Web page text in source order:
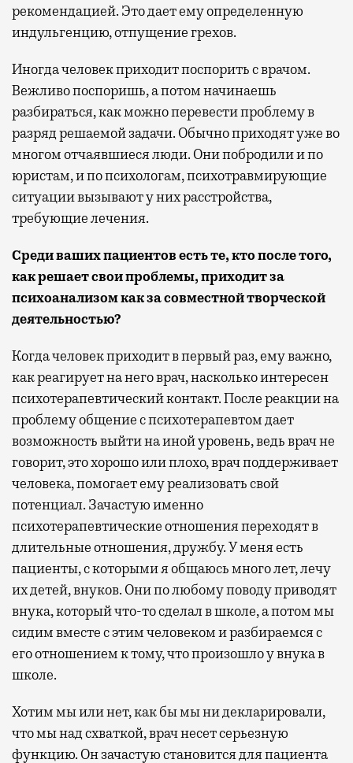
рекомендацией. Это дает ему определенную
индульгенцию, отпущение грехов.
Иногда человек приходит поспорить с врачом.
Вежливо поспоришь, а потом начинаешь
разбираться, как можно перевести проблему в
разряд решаемой задачи. Обычно приходят уже во
многом отчаявшиеся люди. Они побродили и по
юристам, и по психологам, психотравмирующие
ситуации вызывают у них расстройства,
требующие лечения.
Среди ваших пациентов есть те, кто после того,
как решает свои проблемы, приходит за
психоанализом как за совместной творческой
деятельностью?
Когда человек приходит в первый раз, ему важно,
как реагирует на него врач, насколько интересен
психотерапевтический контакт. После реакции на
проблему общение с психотерапевтом дает
возможность выйти на иной уровень, ведь врач не
говорит, это хорошо или плохо, врач поддерживает
человека, помогает ему реализовать свой
потенциал. Зачастую именно
психотерапевтические отношения переходят в
длительные отношения, дружбу. У меня есть
пациенты, с которыми я общаюсь много лет, лечу
их детей, внуков. Они по любому поводу приводят
внука, который что-то сделал в школе, а потом мы
сидим вместе с этим человеком и разбираемся с
его отношением к тому, что произошло у внука в
школе.
Хотим мы или нет, как бы мы ни декларировали,
что мы над схваткой, врач несет серьезную
функцию. Он зачастую становится для пациента